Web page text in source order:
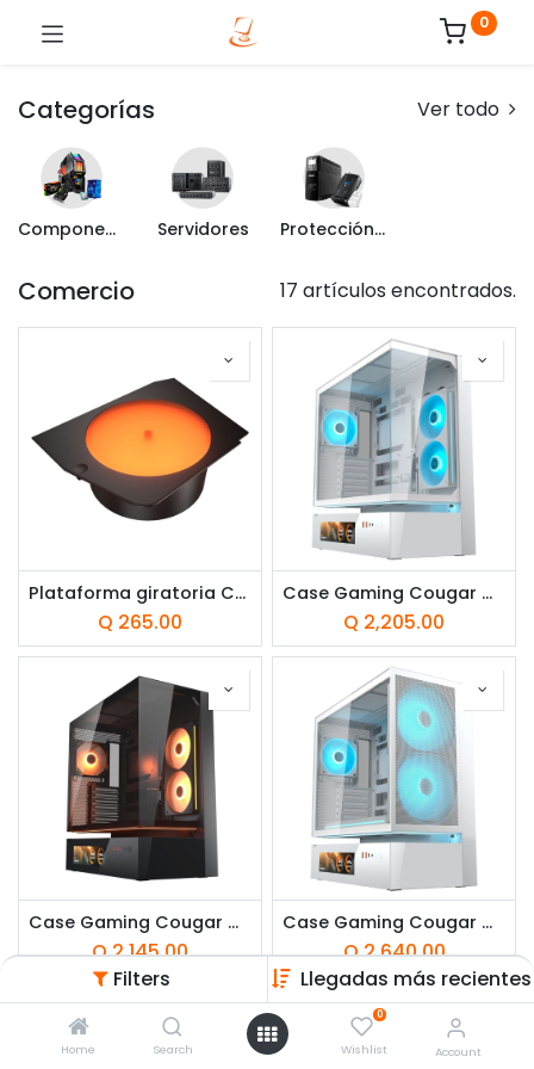
Filters Llegadas más recientes
Home Search
0
Wishlist Account
0
Categorías Ver todo
Componentes de PC Servidores Protección Eléctrica
Comercio 17 artículos encontrados.
Plataforma giratoria Cougar FV270 Luminous Negro
Q 265.00
Case Gaming Cougar CFV235 Vision Media Torre ATX Blanco (Sin Fuente)
Q 2,205.00
Case Gaming Cougar CFV235 Vision Media Torre ATX Negro (Sin Fuente)
Q2,145.00
Case Gaming Cougar CFV235 Mesh Vision Media Torre ATX Blanco (Sin Fuente)
Q2,640.00